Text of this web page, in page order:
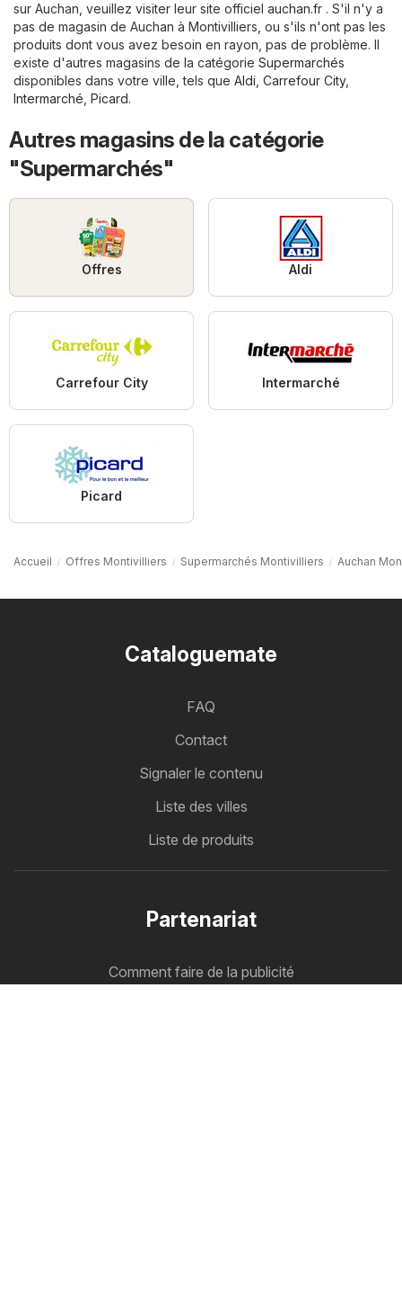
sur Auchan, veuillez visiter leur site officiel auchan.fr . S'il n'y a
pas de magasin de Auchan à Montivilliers, ou s'ils n'ont pas les
produits dont vous avez besoin en rayon, pas de problème. Il
existe d'autres magasins de la catégorie Supermarchés
disponibles dans votre ville, tels que Aldi, Carrefour City,
Intermarché, Picard.
Autres magasins de la catégorie
"Supermarchés"
Offres Aldi
Carrefour City Intermarché
Picard
Accueil Offres Montivilliers Supermarchés Montivilliers Auchan
Cataloguemate
FAQ
Contact
Signaler le contenu
Liste des villes
Liste de produits
Partenariat
Comment faire de la publicité